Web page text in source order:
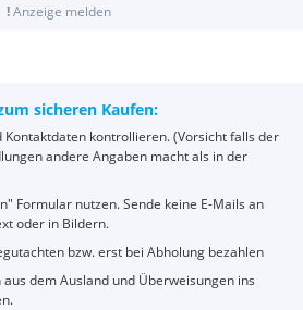
!Anzeige melden
sicheren Kaufen:
kontrollieren. (Vorsicht falls der
andere Angaben macht als in der
Formular nutzen. Sende keine E-Mails an
oder in Bildern.
bzw. erst bei Abholung bezahlen
dem Ausland und Überweisungen ins